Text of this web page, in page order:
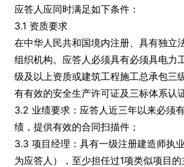
应答人应同时满足如下条件：
3.1 资质要求
在中华人民共和国境内注册、具有独立
组织机构。应答人必须具有必须具电力
级及以上资质或建筑工程施工总承包三
有有效的安全生产许可证及三标体系认
3.2 业绩要求：应答人近三年以来必须
绩，提供有效的合同扫描件；
3.3 项目经理：具有一级注册建造师执
为应答人），至少担任过1项类似项目